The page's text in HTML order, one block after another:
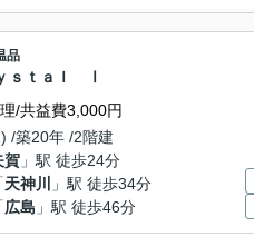
品
ｓｔａｌ Ⅰ
/共益費3,000円
/築20年 /2階建
賀 」駅 徒歩24分
天神川
」駅 徒歩34分
広島 」駅 徒歩46分